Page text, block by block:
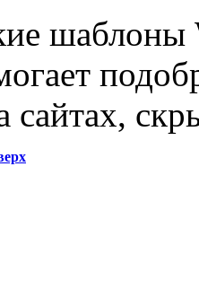
шаблоны
сайтах,